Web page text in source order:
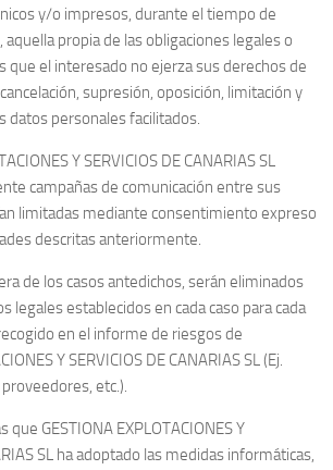
y/o impresos, durante el tiempo de
propia de las obligaciones legales o
que el interesado no ejerza sus derechos de
supresión, oposición, limitación y
datos personales facilitados.
Y SERVICIOS DE CANARIAS SL
campañas de comunicación entre sus
limitadas mediante consentimiento expreso
descritas anteriormente.
de los casos antedichos, serán eliminados
legales establecidos en cada caso para cada
en el informe de riesgos de
Y SERVICIOS DE CANARIAS SL (Ej.
etc.).
GESTIONA EXPLOTACIONES Y
SL ha adoptado las medidas informáticas,